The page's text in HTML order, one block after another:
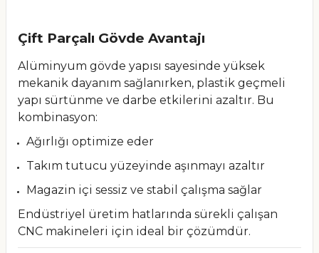
Çift Parçalı Gövde Avantajı
Alüminyum gövde yapısı sayesinde yüksek
mekanik dayanım sağlanırken, plastik geçmeli
yapı sürtünme ve darbe etkilerini azaltır. Bu
kombinasyon:
Ağırlığı optimize eder
Takım tutucu yüzeyinde aşınmayı azaltır
Magazin içi sessiz ve stabil çalışma sağlar
Endüstriyel üretim hatlarında sürekli çalışan
CNC makineleri için ideal bir çözümdür.